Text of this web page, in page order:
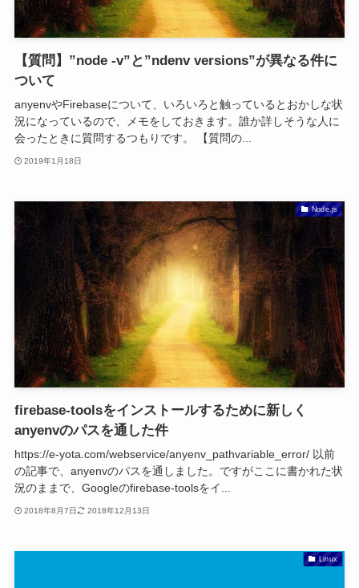
【質問】”node -v”と”ndenv versions”が異なる件に
ついて
anyenvやFirebaseについて、いろいろと触っているとおかしな状
況になっているので、メモをしておきます。誰か詳しそうな人に
会ったときに質問するつもりです。 【質問の...
2019年1月18日
Node.js
firebase-toolsをインストールするために新しく
anyenvのパスを通した件
https://e-yota.com/webservice/anyenv_pathvariable_error/ 以前
の記事で、anyenvのパスを通しました。ですがここに書かれた状
況のままで、Googleのfirebase-toolsをイ...
2018年8月7日 2018年12月13日
Linux